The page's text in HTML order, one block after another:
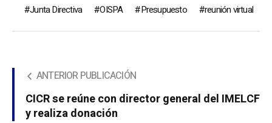
Junta Directiva
OISPA Presupuesto reunión virtual
ANTERIOR PUBLICACIÓN
CICR se reúne con director general del IMELCF
y realiza donación